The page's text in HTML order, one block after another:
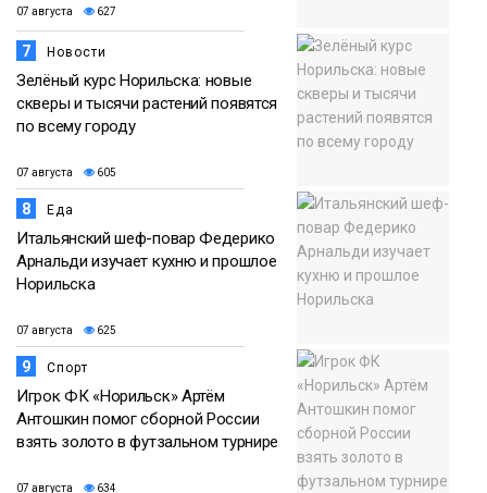
07 августа 627
7 Новости
Зелёный курс Норильска: новые
скверы и тысячи растений появятся
по всему городу
07 августа 605
8 Еда
Итальянский шеф-повар Федерико
Арнальди изучает кухню и прошлое
Норильска
07 августа 625
9 Спорт
Игрок ФК «Норильск» Артём
Антошкин помог сборной России
взять золото в футзальном турнире
07 августа 634